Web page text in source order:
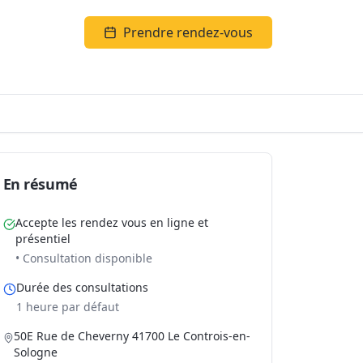
Prendre rendez-vous
En résumé
Accepte les rendez vous en ligne et
présentiel
• Consultation disponible
Durée des consultations
1 heure par défaut
50E Rue de Cheverny 41700 Le Controis-en-
Sologne